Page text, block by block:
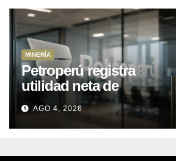
MINERÍA
Petroperú registra
utilidad neta de
US$121 millones al
cierre del primer
semestre 2026
AGO 4, 2026